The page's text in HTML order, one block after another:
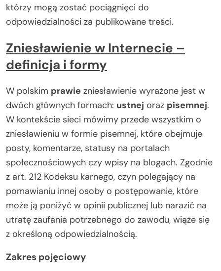
którzy mogą zostać pociągnięci do
odpowiedzialności za publikowane treści.
Zniesławienie w Internecie –
definicja i formy
W polskim prawie zniesławienie wyrażone jest w
dwóch głównych formach: ustnej oraz pisemnej.
W kontekście sieci mówimy przede wszystkim o
zniesławieniu w formie pisemnej, które obejmuje
posty, komentarze, statusy na portalach
społecznościowych czy wpisy na blogach. Zgodnie
z art. 212 Kodeksu karnego, czyn polegający na
pomawianiu innej osoby o postępowanie, które
może ją poniżyć w opinii publicznej lub narazić na
utratę zaufania potrzebnego do zawodu, wiąże się
z określoną odpowiedzialnością.
Zakres pojęciowy